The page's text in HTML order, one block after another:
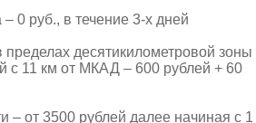
0 руб., в течение 3-х дней
пределах десятикилометровой зоны
с 11 км от МКАД – 600 рублей + 60
– от 3500 рублей далее начиная с 1